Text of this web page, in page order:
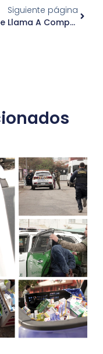
Siguiente página
Alcalde Llama A Compartir La Información Desde El Gobierno Para Coordinar Una Estrategia Común